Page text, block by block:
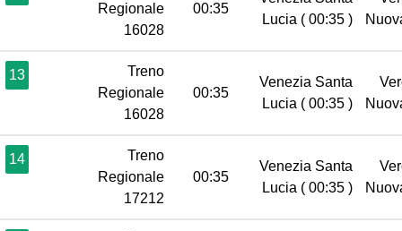
Regionale
16028
00:35
Lucia ( 00:35 )
13
Treno
Regionale
16028
00:35
Venezia Santa
Lucia ( 00:35 )
14
Treno
Regionale
17212
00:35
Venezia Santa
Lucia ( 00:35 )